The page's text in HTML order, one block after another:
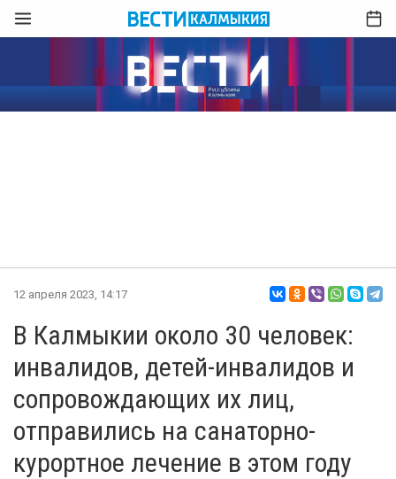
12 апреля 2023, 14:17
В Калмыкии около 30 человек:
инвалидов, детей-инвалидов и
сопровождающих их лиц,
отправились на санаторно-
курортное лечение в этом году